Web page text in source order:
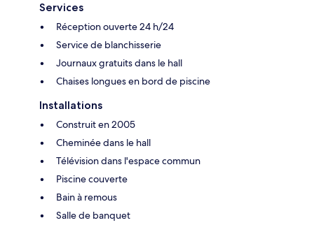
Services
Réception ouverte 24 h/24
Service de blanchisserie
Journaux gratuits dans le hall
Chaises longues en bord de piscine
Installations
Construit en 2005
Cheminée dans le hall
Télévision dans l'espace commun
Piscine couverte
Bain à remous
Salle de banquet